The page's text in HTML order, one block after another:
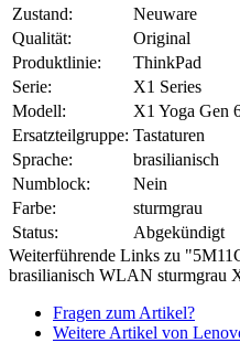
Zustand:
Neuware
Qualität:
Original
Produktlinie:
ThinkPad
Serie:
X1 Series
Modell:
X1 Yoga Gen
Ersatzteilgruppe: Tastaturen
Sprache:
brasilianisch
Numblock:
Nein
Farbe:
sturmgrau
Status:
Abgekündigt
Weiterführende Links zu
brasilianisch WLAN sturmgrau
Fragen zum Artikel?
Weitere Artikel von